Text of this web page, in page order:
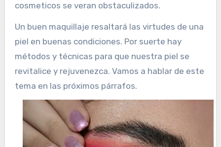
cosmeticos se veran obstaculizados.
Un buen maquillaje resaltará las virtudes de una
piel en buenas condiciones. Por suerte hay
métodos y técnicas para que nuestra piel se
revitalice y rejuvenezca. Vamos a hablar de este
tema en las próximos párrafos.